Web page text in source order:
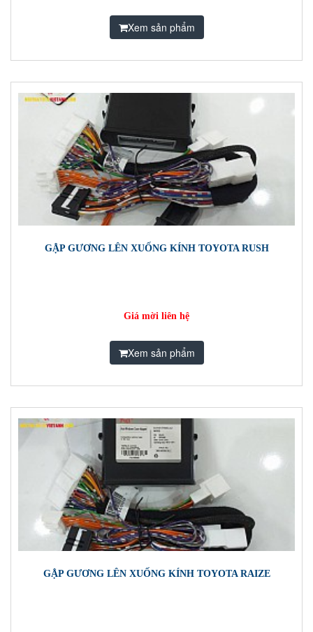
Xem sản phẩm
GẬP GƯƠNG LÊN XUỐNG KÍNH TOYOTA RUSH
Giá mời liên hệ
Xem sản phẩm
GẬP GƯƠNG LÊN XUỐNG KÍNH TOYOTA RAIZE